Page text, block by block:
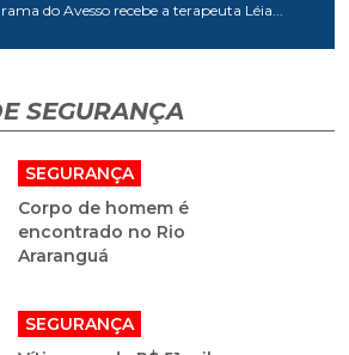
do Avesso recebe a terapeuta Léia...
SEGURANÇA
SEGURANÇA
Corpo de homem é
encontrado no Rio
Araranguá
SEGURANÇA